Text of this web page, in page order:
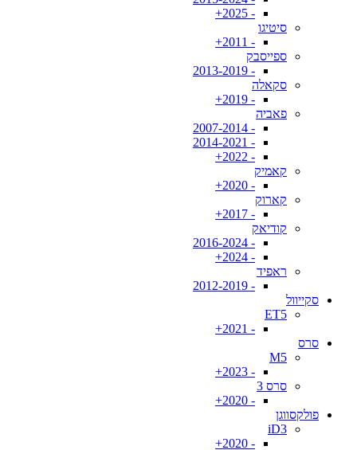
- 2025+
סיטיגו
- 2011+
ספייסבק
- 2013-2019
סקאלה
- 2019+
פאביה
- 2007-2014
- 2014-2021
- 2022+
קאמיק
- 2020+
קארוק
- 2017+
קודיאק
- 2016-2024
- 2024+
ראפיד
- 2012-2019
סקייוול
ET5
- 2021+
סרס
M5
- 2023+
סרס 3
- 2020+
פולקסווגן
iD3
- 2020+